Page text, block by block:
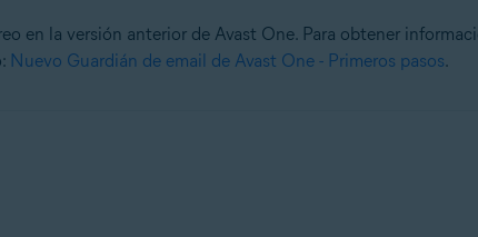
en la versión anterior de Avast One. Para obtener
Nuevo Guardián de email de Avast One - Primeros pasos.